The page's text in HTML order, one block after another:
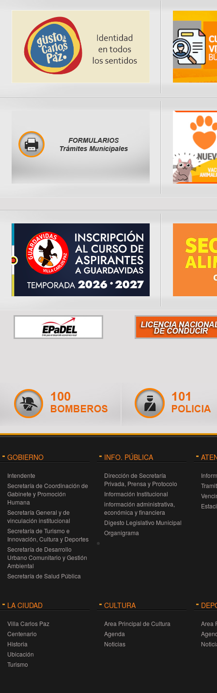
“Los desarrollistas se hubieran
avanzando sin controles y
particulares por encima del
carlospacenses. Los vecinos
pagando el doble de lo que
servicios y abonando obras que
nuestros barrios estarían olvidados:
iluminación, sin servicios de salud
actividades deportivas, culturales y
los centros vecinales
intendente.
“Queridos vecinos: vivamos con
única. Tengamos orgullo y un
pertenencia a nuestra identidad
juntos para seguir construyendo
hacen comunidad”,
GOBIERNO
Intendente
Secretaría de Coordinación de
Gabinete y Promoción
Humana
Secretaría General y de
vinculación institucional
Secretaría de Turismo e
Innovación, Cultura y Deportes
Secretaría de Desarrollo
Urbano Comunitario y Gestión
Ambiental
Secretaría de Salud Pública
INFO. PÚBLICA
Dirección de Secretaría
Privada, Prensa y Protocolo
Información Institucional
información administrativa,
económica y financiera
Digesto Legislativo Municipal
Organigrama
LA CIUDAD
Villa Carlos Paz
Centenario
Historia
Ubicación
Turismo
CULTURA
Area Principal de Cultura
Agenda
Noticias
Area